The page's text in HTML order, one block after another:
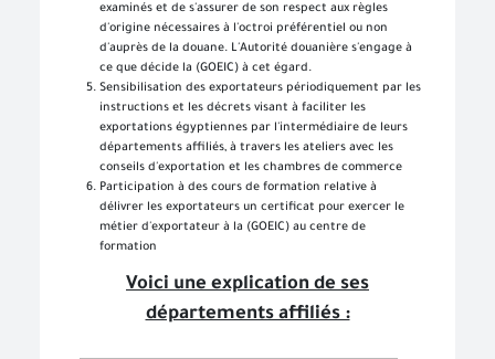
examinés et de s'assurer de son respect aux règles
d'origine nécessaires à l'octroi préférentiel ou non
d'auprès de la douane. L'Autorité douanière s'engage à
ce que décide la (GOEIC) à cet égard.
Sensibilisation des exportateurs périodiquement par les
instructions et les décrets visant à faciliter les
exportations égyptiennes par l'intermédiaire de leurs
départements affiliés, à travers les ateliers avec les
conseils d'exportation et les chambres de commerce
Participation à des cours de formation relative à
délivrer les exportateurs un certificat pour exercer le
métier d'exportateur à la (GOEIC) au centre de
formation
Voici une explication de ses
départements affiliés :